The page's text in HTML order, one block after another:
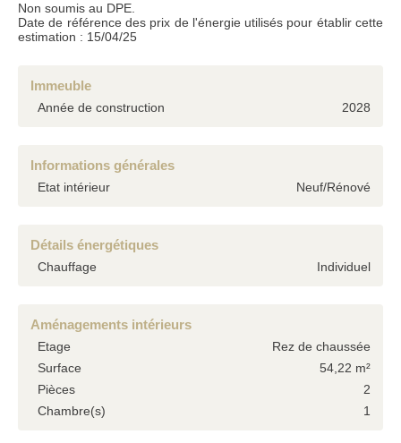
Non soumis au DPE.
Date de référence des prix de l'énergie utilisés pour établir cette
estimation : 15/04/25
Immeuble
Année de construction 2028
Informations générales
Etat intérieur Neuf/Rénové
Détails énergétiques
Chauffage Individuel
Aménagements intérieurs
Etage
Rez de chaussée
Surface
54,22 m²
Pièces
2
Chambre(s)
1